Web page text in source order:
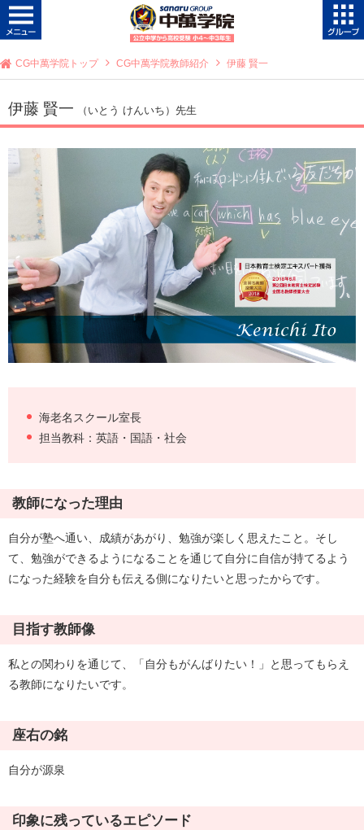
CG中萬学院トップ CG中萬学院教師紹介 伊藤 賢一
伊藤 賢一 （いとう けんいち）先生
海老名スクール室長
担当教科：英語・国語・社会
教師になった理由
自分が塾へ通い、成績があがり、勉強が楽しく思えたこと。そし
て、勉強ができるようになることを通じて自分に自信が持てるよう
になった経験を自分も伝える側になりたいと思ったからです。
目指す教師像
私との関わりを通じて、「自分もがんばりたい！」と思ってもらえ
る教師になりたいです。
座右の銘
自分が源泉
印象に残っているエピソード